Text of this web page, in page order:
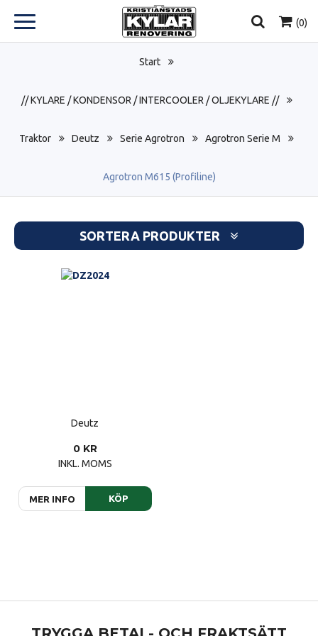
(0)
Start
// KYLARE / KONDENSOR / INTERCOOLER / OLJEKYLARE //
Traktor Deutz Serie Agrotron Agrotron Serie M
Agrotron M615 (Profiline)
SORTERA PRODUKTER
Deutz
0 KR
INKL. MOMS
KÖP
MER INFO